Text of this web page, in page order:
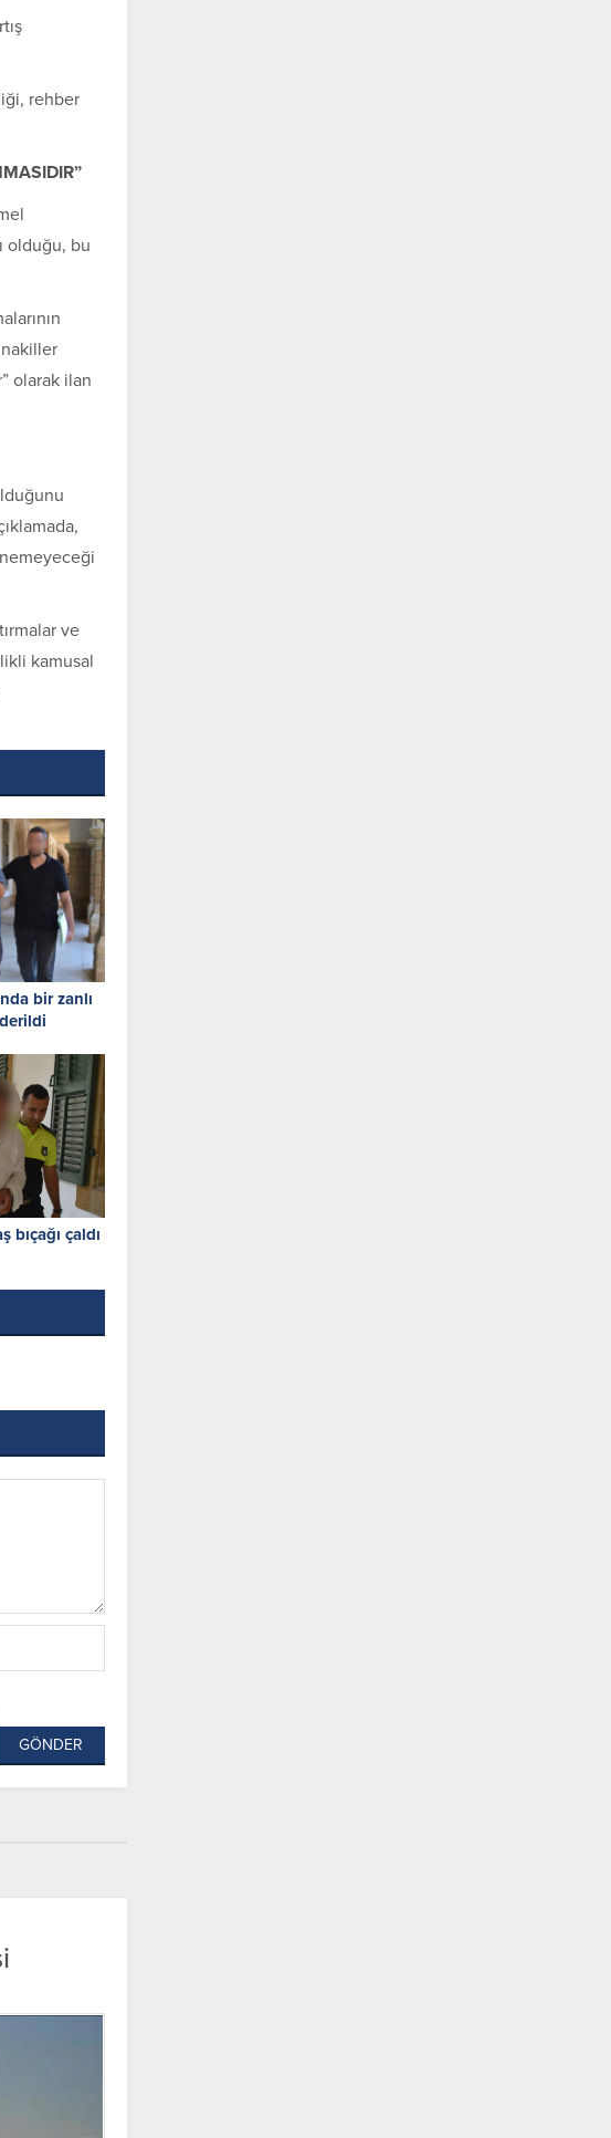
rehber
olduğu, bu
nakiller
olarak ilan
ve
kamusal
bir zanlı
bıçağı çaldı